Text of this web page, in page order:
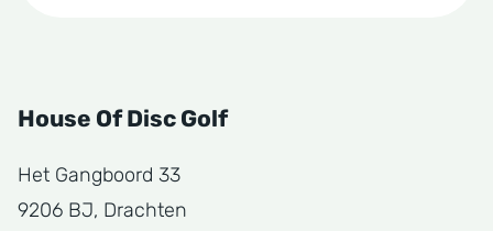
House Of Disc Golf
Het Gangboord 33
9206 BJ, Drachten